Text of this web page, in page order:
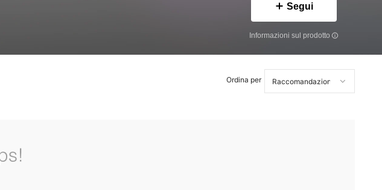
Segui
Informazioni sul prodotto
Ordina per